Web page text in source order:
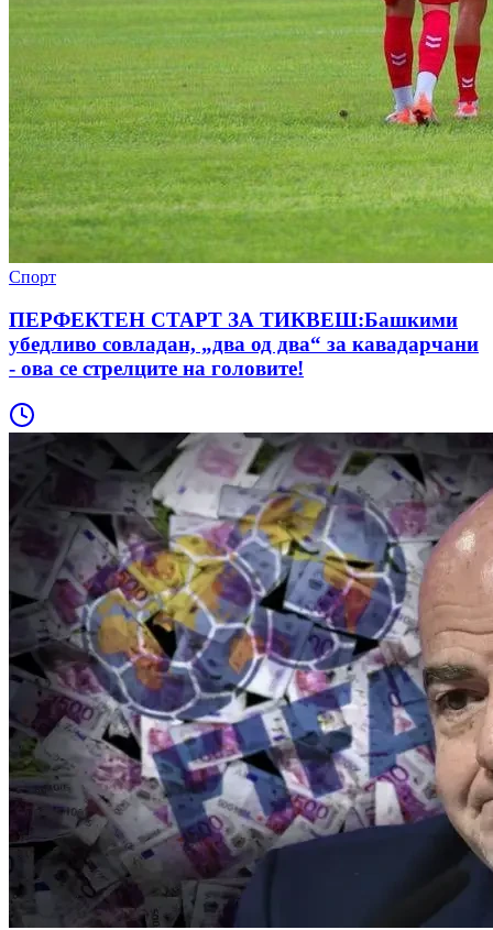
Спорт
ПЕРФЕКТЕН СТАРТ ЗА ТИКВЕШ:Башкими
убедливо совладан, „два од два“ за кавадарчани
- ова се стрелците на головите!